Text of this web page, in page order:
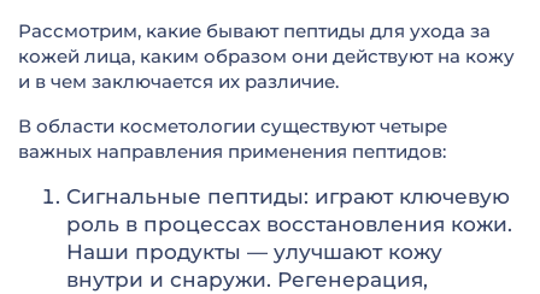
Рассмотрим, какие бывают пептиды для ухода за
кожей лица, каким образом они действуют на кожу
и в чем заключается их различие.
В области косметологии существуют четыре
важных направления применения пептидов:
Сигнальные пептиды: играют ключевую
роль в процессах восстановления кожи.
Наши продукты — улучшают кожу
внутри и снаружи. Регенерация,